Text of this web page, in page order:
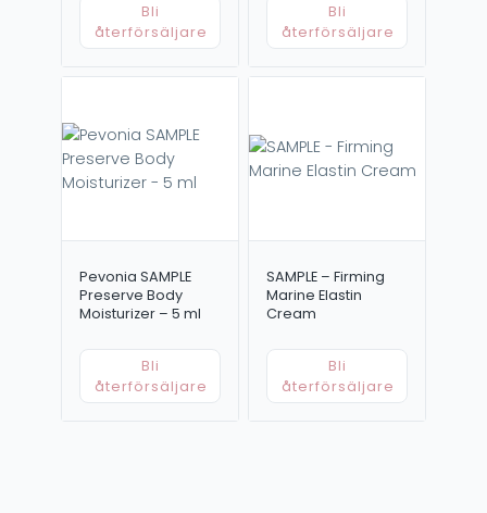
Bli
återförsäljare
Bli
återförsäljare
Pevonia SAMPLE
Preserve Body
Moisturizer – 5 ml
Bli
återförsäljare
SAMPLE – Firming
Marine Elastin
Cream
Bli
återförsäljare